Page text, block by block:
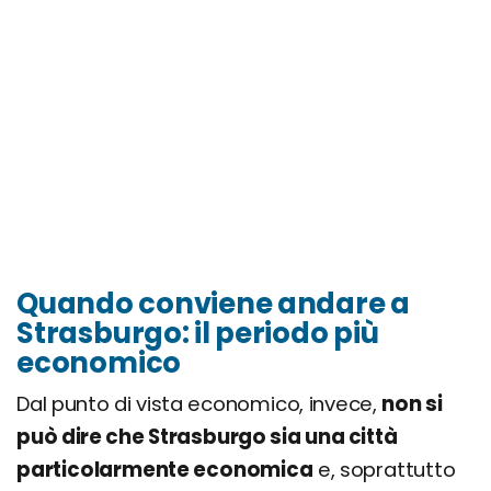
Quando conviene andare a
Strasburgo: il periodo più
economico
Dal punto di vista economico, invece, non si
può dire che Strasburgo sia una città
particolarmente economica e, soprattutto